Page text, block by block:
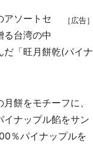
［広告］
アソートセ
る台湾の中
だ「旺月餅乾(パイナ
餅をモチーフに、
ナップル餡をサン
％パイナップルを